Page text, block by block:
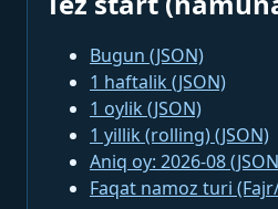
Bugun (JSON)
1 haftalik (JSON)
1 oylik (JSON)
1 yillik (rolling) (JSON)
Aniq oy: 2026-08
Faqat namoz turi